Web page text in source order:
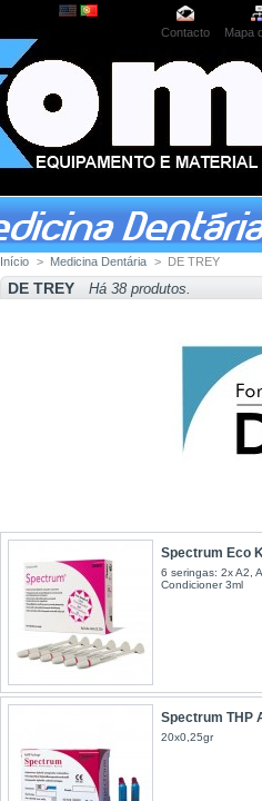
Contacto Mapa
Início > Medicina Dentária > DE TREY
DE TREY Há 38 produtos.
Spectrum Eco
6 seringas: 2x A2,
Condicioner 3ml
Spectrum THP
20x0,25gr